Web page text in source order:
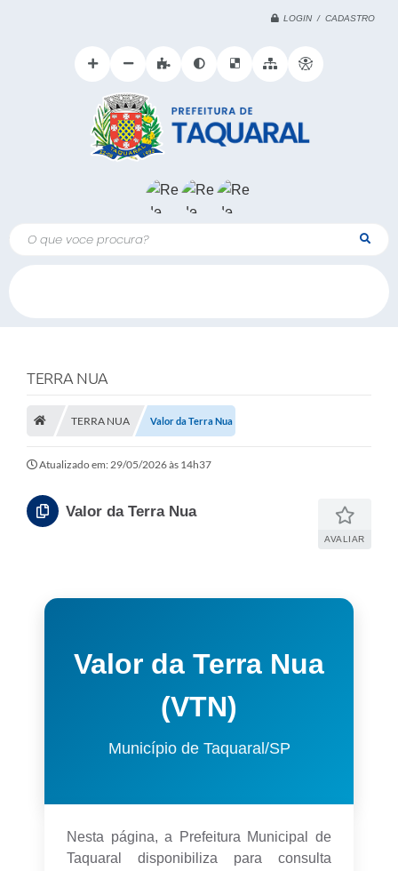
LOGIN / CADASTRO
O que voce procura?
TERRA NUA
TERRA NUA Valor da Terra Nua
Atualizado em: 29/05/2026 às 14h37
Valor da Terra Nua
AVALIAR
Valor da Terra Nua
(VTN)
Município de Taquaral/SP
Nesta página, a Prefeitura Municipal de
Taquaral disponibiliza para consulta